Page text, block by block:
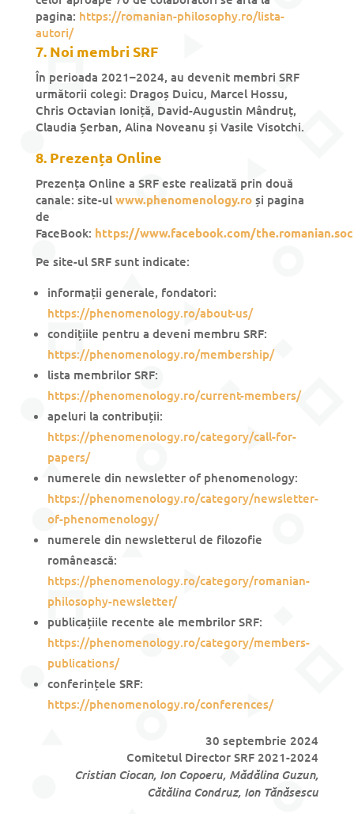
pagina: https://romanian-philosophy.ro/lista-
autori/
7. Noi membri SRF
În perioada 2021–2024, au devenit membri SRF
următorii colegi: Dragoș Duicu, Marcel Hossu,
Chris Octavian Ioniță, David-Augustin Mândruț,
Claudia Șerban, Alina Noveanu și Vasile Visotchi.
8. Prezența Online
Prezența Online a SRF este realizată prin două
canale: site-ul www.phenomenology.roși pagina
de
FaceBook: https://www.facebook.com/
Pe site-ul SRF sunt indicate:
informații generale, fondatori:
https://phenomenology.ro/about-us/
condițiile pentru a deveni membru SRF:
https://phenomenology.ro/membership/
lista membrilor SRF:
https://phenomenology.ro/current-members/
apeluri la contribuții:
https://phenomenology.ro/category/call-for-
papers/
numerele din newsletter of phenomenology:
https://phenomenology.ro/category/newsletter-
of-phenomenology/
numerele din newsletterul de filozofie
românească:
https://phenomenology.ro/category/romanian-
philosophy-newsletter/
publicațiile recente ale membrilor SRF:
https://phenomenology.ro/category/members-
publications/
conferințele SRF:
https://phenomenology.ro/conferences/
30 septembrie 2024
Comitetul Director SRF 2021-2024
Cristian Ciocan, Ion Copoeru, Mădălina Guzun,
Cătălina Condruz, Ion Tănăsescu